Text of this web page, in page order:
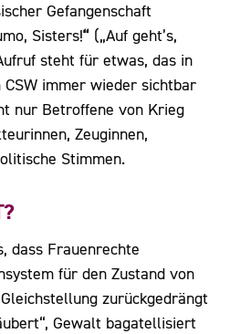
Gefangenschaft
Sisters!“ („Auf geht’s,
steht für etwas, das in
immer wieder sichtbar
nur Betroffene von Krieg
Zeuginnen,
Stimmen.
dass Frauenrechte
für den Zustand von
zurückgedrängt
Gewalt bagatellisiert